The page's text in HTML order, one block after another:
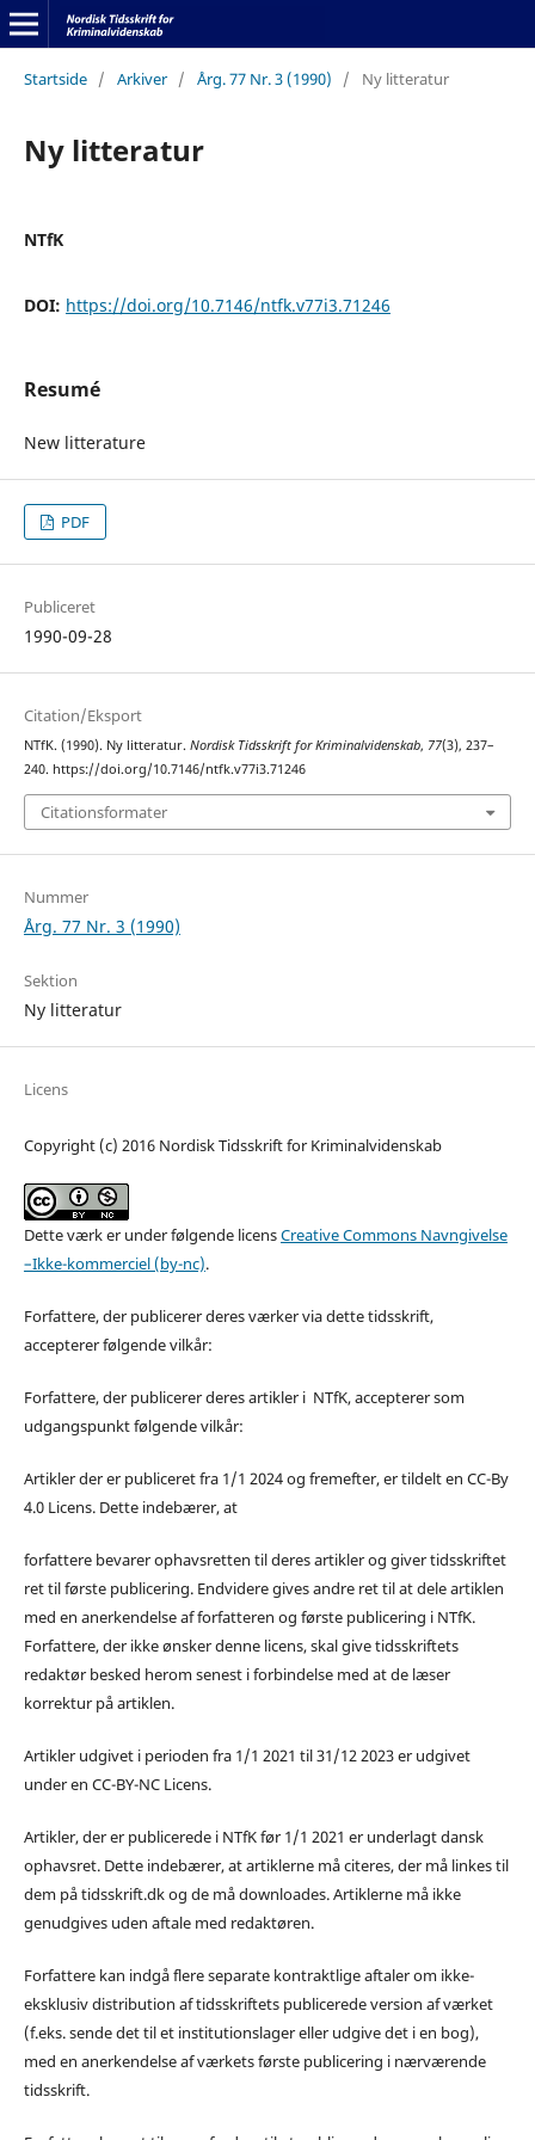
Startside / Arkiver / Årg. 77 Nr. 3 (1990) / Ny litteratur
Ny litteratur
NTfK
DOI: https://doi.org/10.7146/ntfk.v77i3.71246
Resumé
New litterature
PDF
Publiceret
1990-09-28
Citation/Eksport
NTfK. (1990). Ny litteratur. Nordisk Tidsskrift for Kriminalvidenskab, 77(3), 237–
240. https://doi.org/10.7146/ntfk.v77i3.71246
Citationsformater
Nummer
Årg. 77 Nr. 3 (1990)
Sektion
Ny litteratur
Licens
Copyright (c) 2016 Nordisk Tidsskrift for Kriminalvidenskab
Dette værk er under følgende licensCreative Commons Navngivelse
–Ikke-kommerciel (by-nc).
Forfattere, der publicerer deres værker via dette tidsskrift,
accepterer følgende vilkår:
Forfattere, der publicerer deres artikler i NTfK, accepterer som
udgangspunkt følgende vilkår:
Artikler der er publiceret fra 1/1 2024 og fremefter, er tildelt en CC-By
4.0 Licens. Dette indebærer, at
forfattere bevarer ophavsretten til deres artikler og giver tidsskriftet
ret til første publicering. Endvidere gives andre ret til at dele artiklen
med en anerkendelse af forfatteren og første publicering i NTfK.
Forfattere, der ikke ønsker denne licens, skal give tidsskriftets
redaktør besked herom senest i forbindelse med at de læser
korrektur på artiklen.
Artikler udgivet i perioden fra 1/1 2021 til 31/12 2023 er udgivet
under en CC-BY-NC Licens.
Artikler, der er publicerede i NTfK før 1/1 2021 er underlagt dansk
ophavsret. Dette indebærer, at artiklerne må citeres, der må linkes til
dem på tidsskrift.dk og de må downloades. Artiklerne må ikke
genudgives uden aftale med redaktøren.
Forfattere kan indgå flere separate kontraktlige aftaler om ikke-
eksklusiv distribution af tidsskriftets publicerede version af værket
(f.eks. sende det til et institutionslager eller udgive det i en bog),
med en anerkendelse af værkets første publicering i nærværende
tidsskrift.